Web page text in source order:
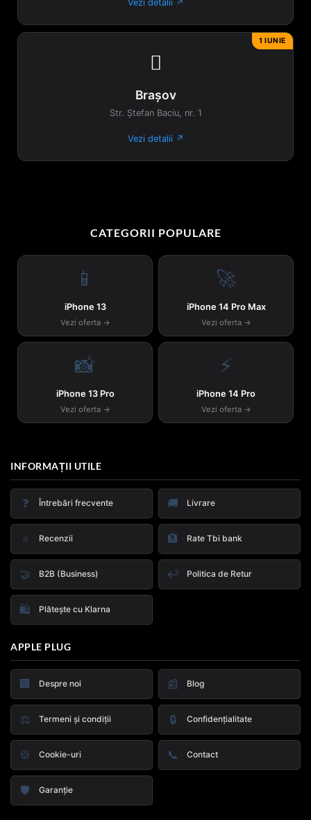
Vezi detalii ↗
1 IUNIE

Brașov
Str. Ștefan Baciu, nr. 1
Vezi detalii ↗
CATEGORII POPULARE
📱
iPhone 13
Vezi oferta →
🚀
iPhone 14 Pro Max
Vezi oferta →
📸
iPhone 13 Pro
Vezi oferta →
⚡
iPhone 14 Pro
Vezi oferta →
INFORMAȚII UTILE
❓ Întrebări frecvente 🚚 Livrare
⭐ Recenzii 🏦 Rate Tbi bank
🤝 B2B (Business) ↩️ Politica de Retur
🛍️ Plătește cu Klarna
APPLE PLUG
🏢 Despre noi 📰 Blog
⚖️ Termeni și condiții 🔒 Confidențialitate
🍪 Cookie-uri 📞 Contact
🛡️ Garanție